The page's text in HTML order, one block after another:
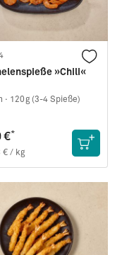
»Chili«
· 120g (3-4 Spieße)
€*
€ / kg